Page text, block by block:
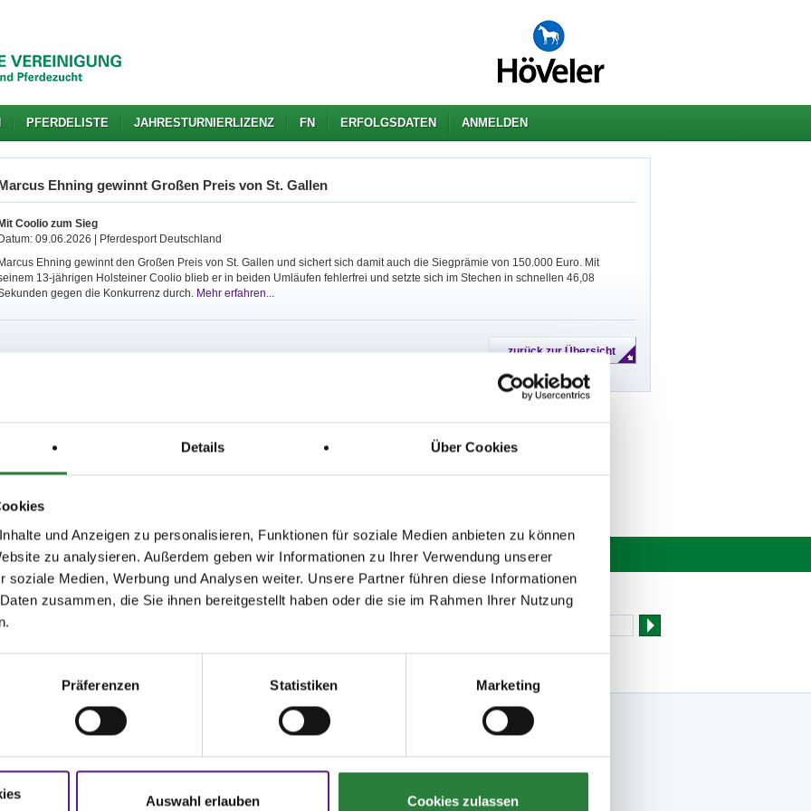
Details Über Cookies
und Anzeigen zu personalisieren, Funktionen für soziale Medien anbieten zu können
zu analysieren. Außerdem geben wir Informationen zu Ihrer Verwendung unserer
soziale Medien, Werbung und Analysen weiter. Unsere Partner führen diese Informationen
zusammen, die Sie ihnen bereitgestellt haben oder die sie im Rahmen Ihrer Nutzung
Präferenzen Statistiken Marketing
Auswahl erlauben Cookies zulassen
PFERDELISTE JAHRESTURNIERLIZENZ FN ERFOLGSDATEN ANMELDEN
Ehning gewinnt Großen Preis von St. Gallen
Mit Coolio zum Sieg
Datum: 09.06.2026 | Pferdesport Deutschland
Marcus Ehning gewinnt den Großen Preis von St. Gallen und sichert sich damit auch die Siegprämie von 150.000 Euro. Mit
13-jährigen Holsteiner Coolio blieb er in beiden Umläufen fehlerfrei und setzte sich im Stechen in schnellen 46,08
gegen die Konkurrenz durch. Mehr erfahren...
und Antworten
Onlinehilfe bietet Ihnen
Startbereitschaft.online Newsletter bestellen
Bücher
E-Books & Apps
Folge uns
Facebook
Instagram